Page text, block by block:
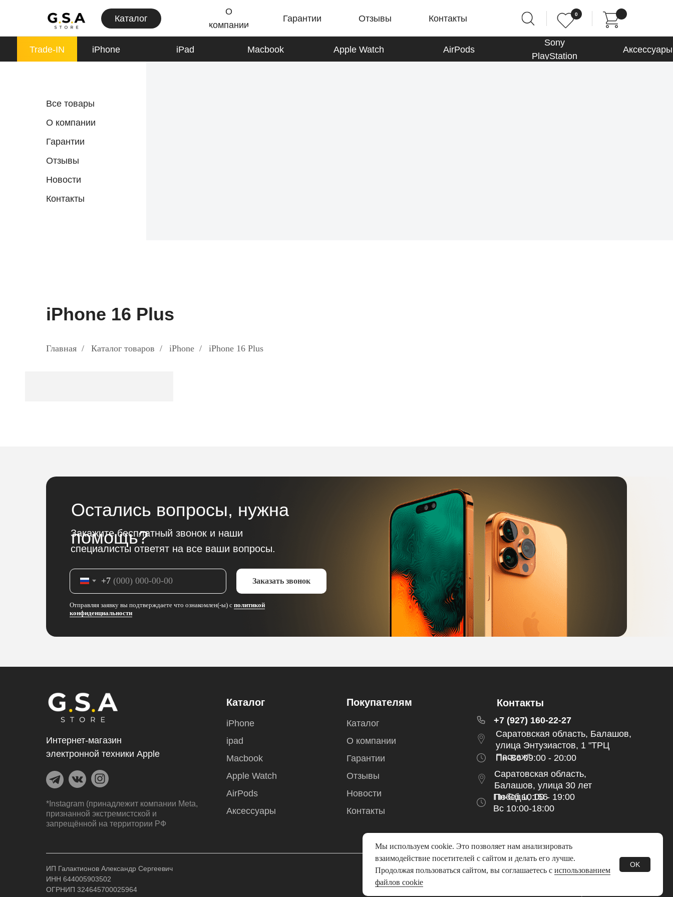
0
О
компании
Гарантии Отзывы Контакты
Каталог
Trade-IN iPhone iPad Macbook Apple Watch AirPods Аксессуары
Sony
PlayStation
О компании
Гарантии
Отзывы
Все товары
Контакты
Новости
Мы используем cookie. Это позволяет нам анализировать
взаимодействие посетителей с сайтом и делать его лучше.
Продолжая пользоваться сайтом, вы соглашаетесь с использованием
файлов cookie
OK
iPhone 16 Plus
Главная / Каталог товаров / iPhone / iPhone 16 Plus
Остались вопросы, нужна
помощь?
Закажите бесплатный звонок и наши
специалисты ответят на все ваши вопросы.
+7 Заказать звонок
Отправляя заявку вы подтверждаете что ознакомлен(-ы) с политикой
конфиденциальности
Интернет-магазин
электронной техники Apple
*Instagram (принадлежит компании Meta,
признанной экстремистской и
запрещённой на территории РФ
Контакты
Покупателям
Контакты
Каталог
О компании
Гарантии
Отзывы
Новости
Каталог
AirPods
iPhone
ipad
Macbook
Apple Watch
Аксессуары
+7 (927) 160-22-27
Саратовская область,
Балашов, улица 30 лет
Победы, 156
Саратовская область, Балашов,
улица Энтузиастов, 1 "ТРЦ
Пассаж"
Пн-Вс 09:00 - 20:00
Пн-Сб 10:00 - 19:00
Вс 10:00-18:00
Политика конфиденциальности и обработки персональных данных
Согласие на обработку персональных данных
Согласие на получение рекламно-информационной рассылки
ИП Галактионов Александр Сергеевич
ИНН 644005903502
ОГРНИП 324645700025964